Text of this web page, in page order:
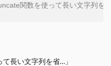
関数を使って長い文字列を
長い文字列を省…」